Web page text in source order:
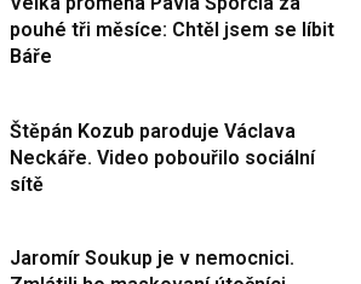
pouhé tři měsíce: Chtěl jsem se líbit
Báře
Štěpán Kozub paroduje Václava
Neckáře. Video pobouřilo sociální
sítě
Jaromír Soukup je v nemocnici.